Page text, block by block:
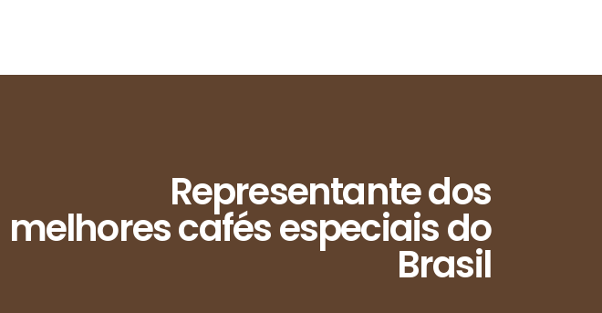
Representante dos
melhores cafés especiais do
Brasil